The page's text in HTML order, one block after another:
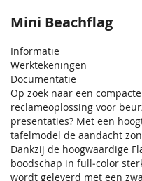
Mini Beachflag
Informatie
Werktekeningen
Documentatie
Op zoek naar een
reclameoplossing voor
presentaties? Met een
tafelmodel de aandacht
Dankzij de hoogwaardige
boodschap in full‑color
wordt geleverd met een